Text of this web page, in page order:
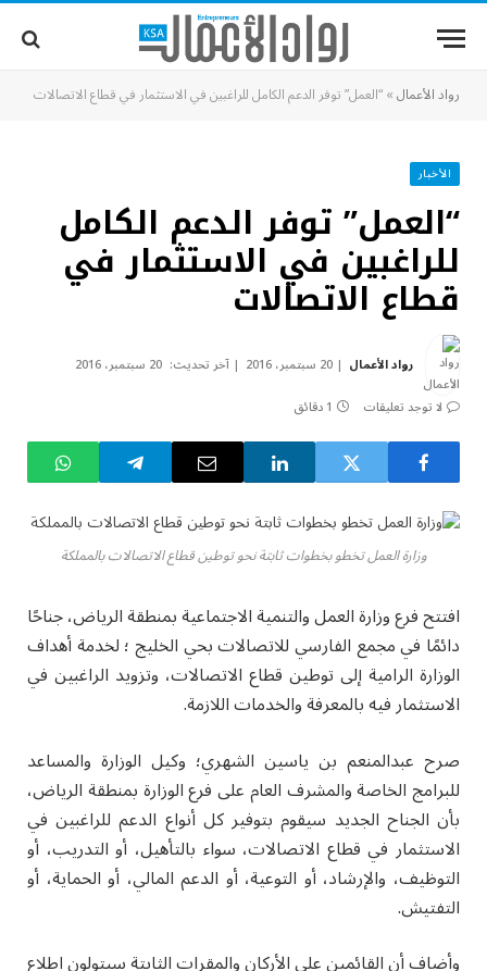
رواد الأعمال»“العمل” توفر الدعم الكامل للراغبين في الاستثمار في قطاع الاتصالات
الأخبار
“العمل” توفر الدعم الكامل
للراغبين في الاستثمار في
قطاع الاتصالات
رواد الأعمال 20 سبتمبر، 2016 آخر تحديث: 20 سبتمبر، 2016
لا توجد تعليقات
1 دقائق
وزارة العمل تخطو بخطوات ثابتة نحو توطين قطاع الاتصالات بالمملكة
افتتح فرع وزارة العمل والتنمية الاجتماعية بمنطقة الرياض، جناحًا
دائمًا في مجمع الفارسي للاتصالات بحي الخليج ؛ لخدمة أهداف
الوزارة الرامية إلى توطين قطاع الاتصالات، وتزويد الراغبين في
الاستثمار فيه بالمعرفة والخدمات اللازمة.
صرح عبدالمنعم بن ياسين الشهري؛ وكيل الوزارة والمساعد
للبرامج الخاصة والمشرف العام على فرع الوزارة بمنطقة الرياض،
بأن الجناح الجديد سيقوم بتوفير كل أنواع الدعم للراغبين في
الاستثمار في قطاع الاتصالات، سواء بالتأهيل، أو التدريب، أو
التوظيف، والإرشاد، أو التوعية، أو الدعم المالي، أو الحماية، أو
التفتيش.
وأضاف أن القائمين على الأركان والمقرات الثابتة سيتولون اطلاع